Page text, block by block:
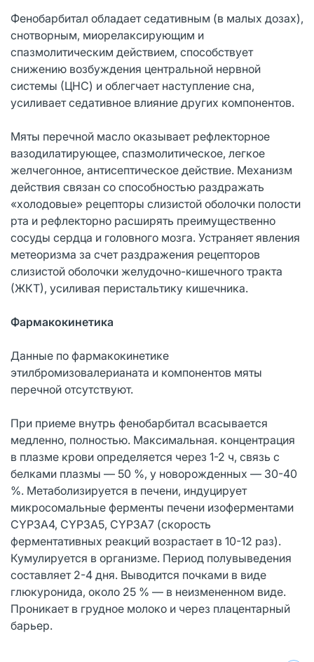
Фенобарбитал обладает седативным (в малых дозах),
снотворным, миорелаксирующим и
спазмолитическим действием, способствует
снижению возбуждения центральной нервной
системы (ЦНС) и облегчает наступление сна,
усиливает седативное влияние других компонентов.
Мяты перечной масло оказывает рефлекторное
вазодилатирующее, спазмолитическое, легкое
желчегонное, антисептическое действие. Механизм
действия связан со способностью раздражать
«холодовые» рецепторы слизистой оболочки полости
рта и рефлекторно расширять преимущественно
сосуды сердца и головного мозга. Устраняет явления
метеоризма за счет раздражения рецепторов
слизистой оболочки желудочно-кишечного тракта
(ЖКТ), усиливая перистальтику кишечника.
Фармакокинетика
Данные по фармакокинетике
этилбромизовалерианата и компонентов мяты
перечной отсутствуют.
При приеме внутрь фенобарбитал всасывается
медленно, полностью. Максимальная. концентрация
в плазме крови определяется через 1-2 ч, связь с
белками плазмы — 50 %, у новорожденных — 30-40
%. Метаболизируется в печени, индуцирует
микросомальные ферменты печени изоферментами
СYР3А4, СYР3А5, СYРЗА7 (скорость
ферментативных реакций возрастает в 10-12 раз).
Кумулируется в организме. Период полувыведения
составляет 2-4 дня. Выводится почками в виде
глюкуронида, около 25 % — в неизмененном виде.
Проникает в грудное молоко и через плацентарный
барьер.